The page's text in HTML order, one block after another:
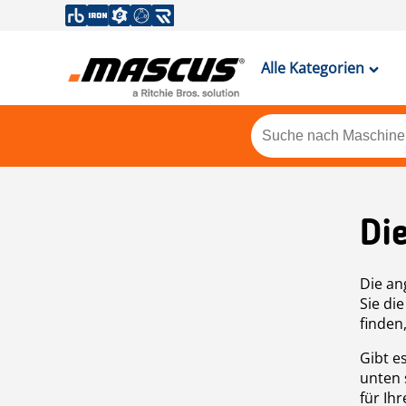
Alle Kategorien
Die
Sie
Gibt
unten
für